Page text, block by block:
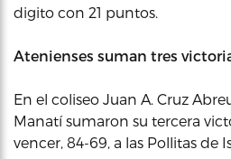
digito con 21 puntos.
Atenienses suman tres
En el coliseo Juan A. Cruz
Manatí sumaron su tercera
vencer, 84-69, a las Pollitas de